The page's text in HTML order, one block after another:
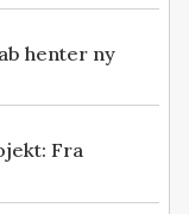
henter ny
Fra